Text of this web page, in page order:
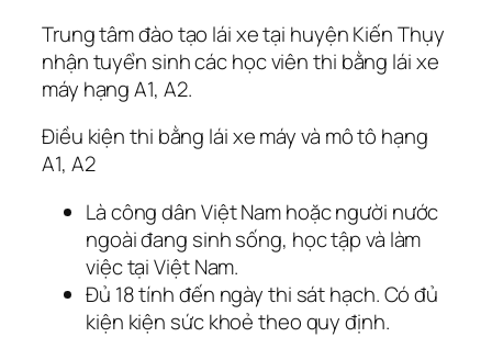
Trung tâm đào tạo lái xe tại huyện Kiến Thụy
nhận tuyển sinh các học viên thi bằng lái xe
máy hạng A1, A2.
Điều kiện thi bằng lái xe máy và mô tô hạng
A1, A2
Là công dân Việt Nam hoặc người nước
ngoài đang sinh sống, học tập và làm
việc tại Việt Nam.
Đủ 18 tính đến ngày thi sát hạch. Có đủ
kiện kiện sức khoẻ theo quy định.